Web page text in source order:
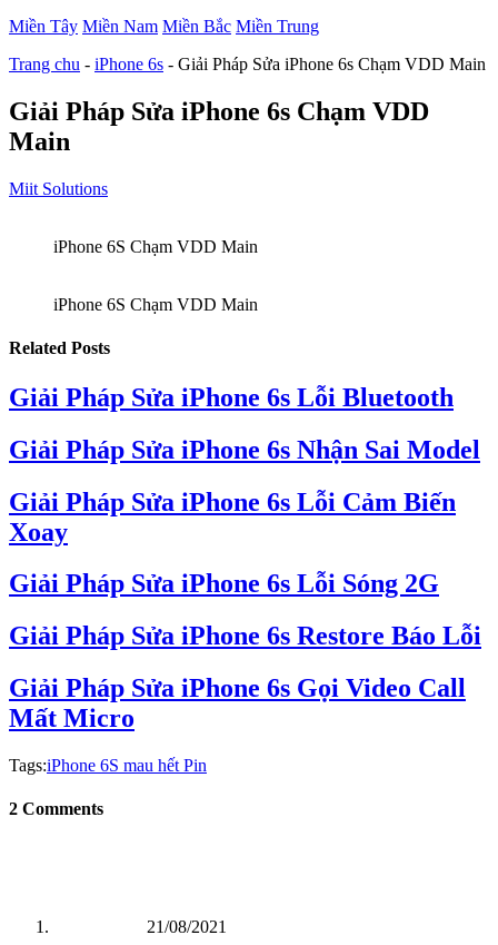
Miền Tây Miền Nam Miền Bắc Miền Trung
Trang chu - iPhone 6s - Giải Pháp Sửa iPhone 6s Chạm VDD Main
Giải Pháp Sửa iPhone 6s Chạm VDD
Main
Miit Solutions
iPhone 6S Chạm VDD Main
iPhone 6S Chạm VDD Main
Related Posts
Giải Pháp Sửa iPhone 6s Lỗi Bluetooth
Giải Pháp Sửa iPhone 6s Nhận Sai Model
Giải Pháp Sửa iPhone 6s Lỗi Cảm Biến
Xoay
Giải Pháp Sửa iPhone 6s Lỗi Sóng 2G
Giải Pháp Sửa iPhone 6s Restore Báo Lỗi
Giải Pháp Sửa iPhone 6s Gọi Video Call
Mất Micro
Tags:iPhone 6S mau hết Pin
2 Comments
21/08/2021